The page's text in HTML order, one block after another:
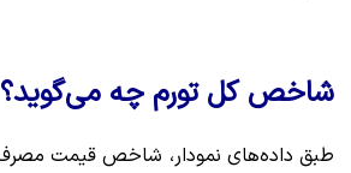
شاخص کل تورم چه می‌گوید؟